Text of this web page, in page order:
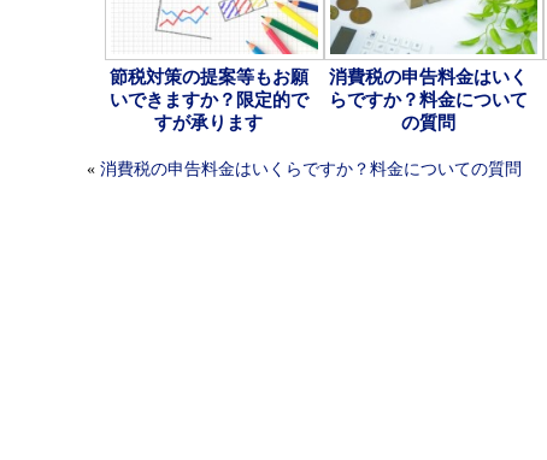
節税対策の提案等もお願
いできますか？限定的で
すが承ります
消費税の申告料金はいく
らですか？料金について
の質問
« 消費税の申告料金はいくらですか？料金についての質問